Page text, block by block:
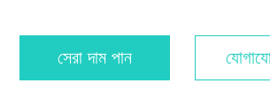
সেরা দাম পান